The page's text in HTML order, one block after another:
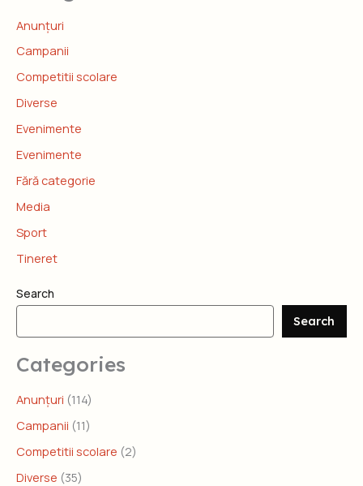
Anunțuri
Campanii
Competitii scolare
Diverse
Evenimente
Evenimente
Fără categorie
Media
Sport
Tineret
Search
Search
Categories
Anunțuri (114)
Campanii (11)
Competitii scolare (2)
Diverse (35)